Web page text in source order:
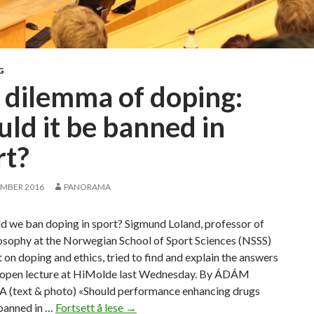
of doping:
it be banned in
2016 PANORAMA
we ban doping in sport? Sigmund Loland, professor of
at the Norwegian School of Sport Sciences (NSSS)
on doping and ethics, tried to find and explain the answers
lecture at HiMolde last Wednesday. By ÁDÁM
(text & photo) «Should performance enhancing drugs
in … Fortsett å lese T
→